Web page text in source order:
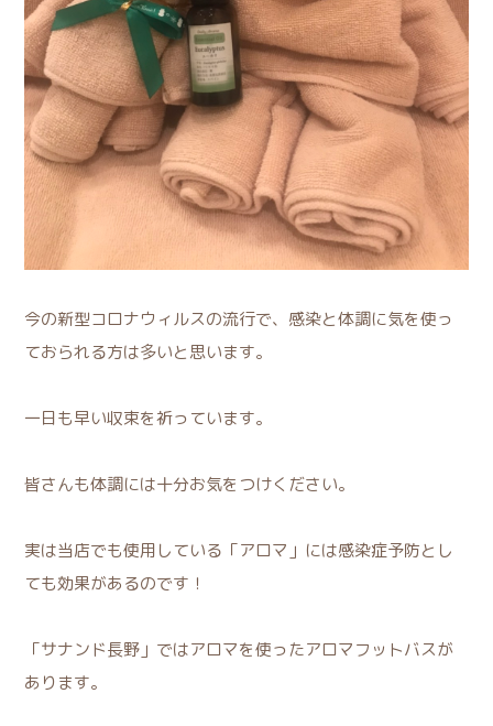
今の新型コロナウィルスの流行で、感染と体調に気を使っ
ておられる方は多いと思います。
一日も早い収束を祈っています。
皆さんも体調には十分お気をつけください。
実は当店でも使用している「アロマ」には感染症予防とし
ても効果があるのです！
「サナンド長野」ではアロマを使ったアロマフットバスが
あります。